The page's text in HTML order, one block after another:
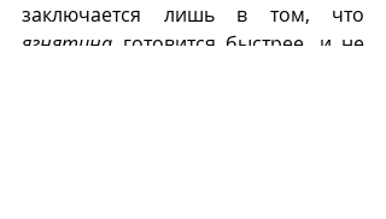
ягнятина готовится быстрее, и не